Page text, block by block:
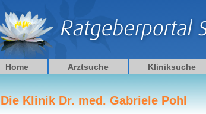
Home Arztsuche Kliniksuche
Die Klinik Dr. med. Gabriele Pohl